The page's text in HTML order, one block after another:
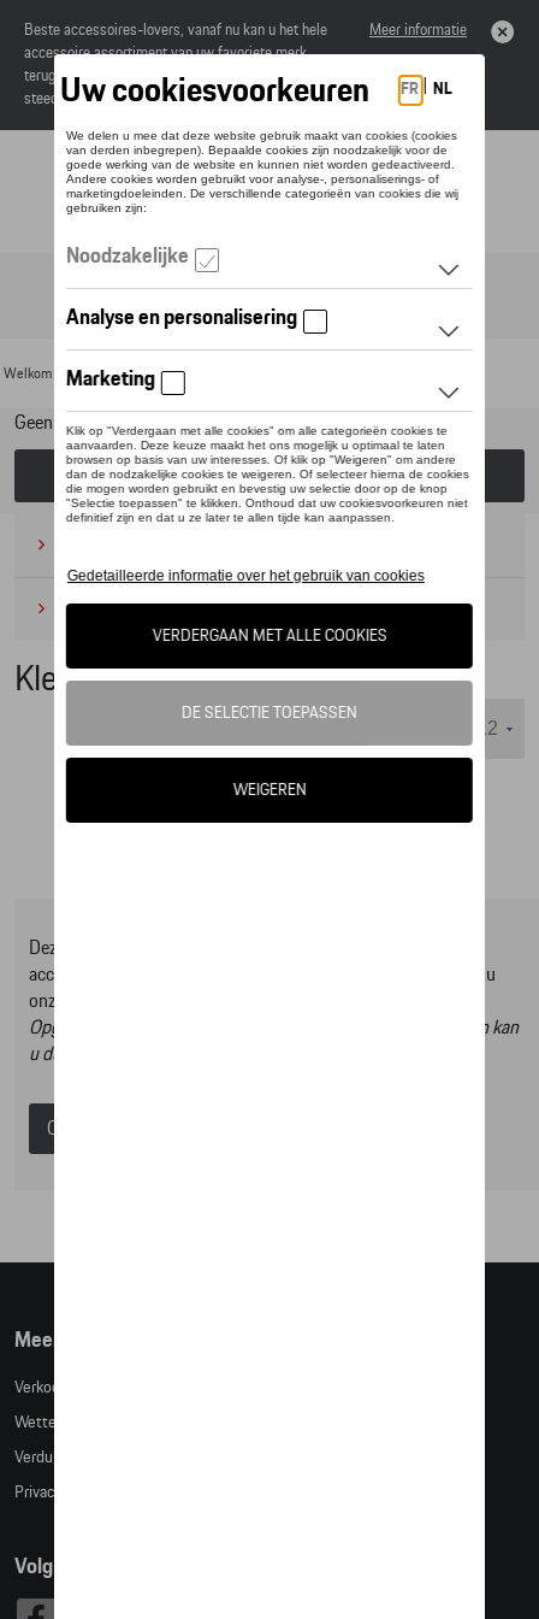
Beste accessoires-lovers, vanaf nu kan u het hele
accessoire assortiment van uw favoriete merk
terugvinden in de online catalogus. Deze kunnen
steeds besteld worden via uw dealer.
Meer informatie
Toggle navigation
Welkom >Voor uw Porsche >
Geen model geselecteerd (Alles weergeven)
Kies een model
Onderhoudsproducten(1)
Kleding
Deze online shop biedt u enkel een selectie uit ons Tequipment
accessoire gamma, om het volledige gamma te ontdekken kan u
onze Tequipment accessoire zoeker raadplegen.
Opgelet, door op deze link te klikken verlaat u de online shop en kan
u dus geen artikels online bestellen.
Catalogus Porsche
Meer info
Verkoopsvoorwaarden
Wettelijke bepalingen
Verduidelijking kledingmaten
Privacybeleid
Volg Ons